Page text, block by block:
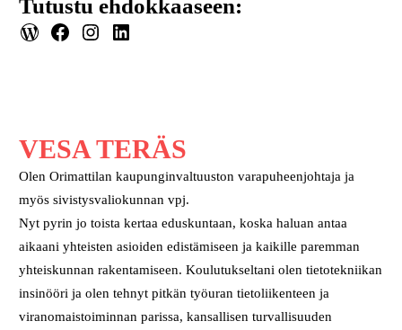
Tutustu ehdokkaaseen:
WordPress Facebook Instagram LinkedIn
VESA TERÄS
Olen Orimattilan kaupunginvaltuuston varapuheenjohtaja ja
myös sivistysvaliokunnan vpj.
Nyt pyrin jo toista kertaa eduskuntaan, koska haluan antaa
aikaani yhteisten asioiden edistämiseen ja kaikille paremman
yhteiskunnan rakentamiseen. Koulutukseltani olen tietotekniikan
insinööri ja olen tehnyt pitkän työuran tietoliikenteen ja
viranomaistoiminnan parissa, kansallisen turvallisuuden